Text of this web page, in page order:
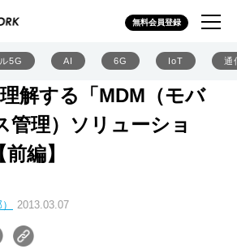
無料会員登録
5G AI 6G IoT 通
解する「MDM（モバ
管理）ソリューショ
編】
2013.03.07